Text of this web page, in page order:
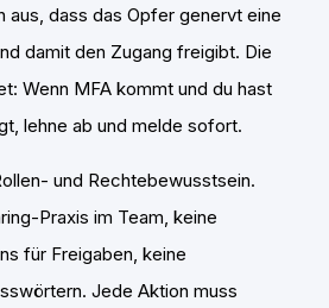
aus, dass das Opfer genervt eine
damit den Zugang freigibt. Die
Wenn MFA kommt und du hast
lehne ab und melde sofort.
und Rechtebewusstsein.
Praxis im Team, keine
für Freigaben, keine
Jede Aktion muss